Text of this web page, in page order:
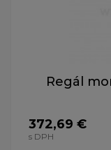
Regál
372,69 €
s DPH